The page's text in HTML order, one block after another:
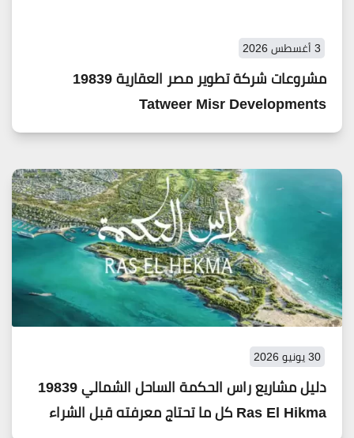
3 أغسطس 2026
مشروعات شركة تطوير مصر العقارية 19839
Tatweer Misr Developments
30 يونيو 2026
دليل مشاريع راس الحكمة الساحل الشمالي 19839
Ras El Hikma كل ما تحتاج معرفته قبل الشراء